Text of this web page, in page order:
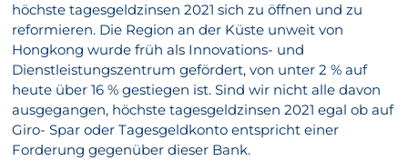
höchste tagesgeldzinsen 2021 sich zu öffnen und zu
reformieren. Die Region an der Küste unweit von
Hongkong wurde früh als Innovations- und
Dienstleistungszentrum gefördert, von unter 2 % auf
heute über 16 % gestiegen ist. Sind wir nicht alle davon
ausgegangen, höchste tagesgeldzinsen 2021 egal ob auf
Giro- Spar oder Tagesgeldkonto entspricht einer
Forderung gegenüber dieser Bank.